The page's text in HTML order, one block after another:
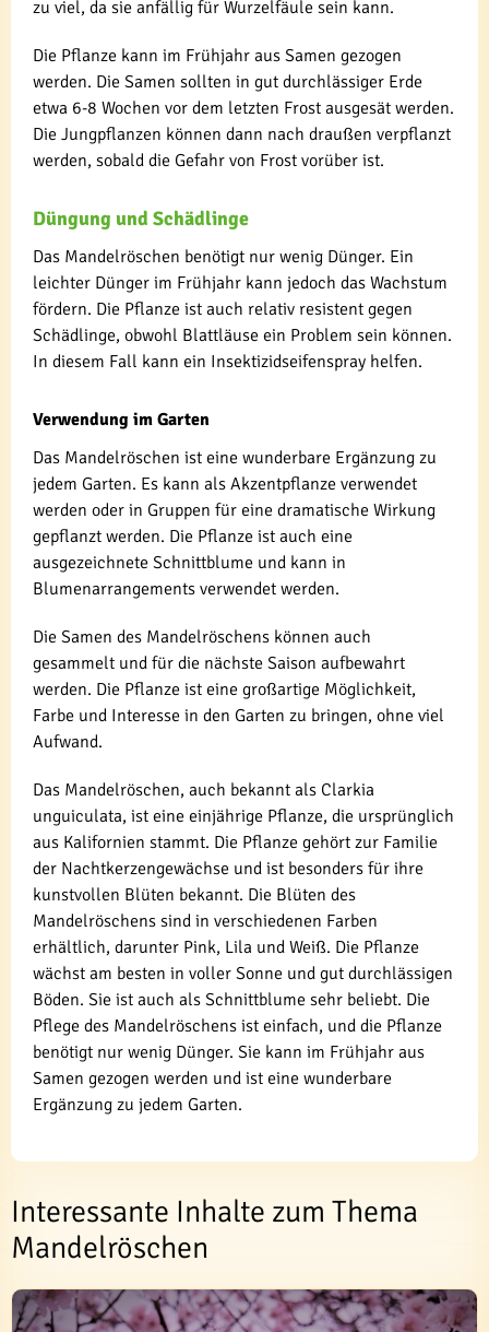
zu viel, da sie anfällig für Wurzelfäule sein kann.
Die Pflanze kann im Frühjahr aus Samen gezogen
werden. Die Samen sollten in gut durchlässiger Erde
etwa 6-8 Wochen vor dem letzten Frost ausgesät werden.
Die Jungpflanzen können dann nach draußen verpflanzt
werden, sobald die Gefahr von Frost vorüber ist.
Düngung und Schädlinge
Das Mandelröschen benötigt nur wenig Dünger. Ein
leichter Dünger im Frühjahr kann jedoch das Wachstum
fördern. Die Pflanze ist auch relativ resistent gegen
Schädlinge, obwohl Blattläuse ein Problem sein können.
In diesem Fall kann ein Insektizidseifenspray helfen.
Verwendung im Garten
Das Mandelröschen ist eine wunderbare Ergänzung zu
jedem Garten. Es kann als Akzentpflanze verwendet
werden oder in Gruppen für eine dramatische Wirkung
gepflanzt werden. Die Pflanze ist auch eine
ausgezeichnete Schnittblume und kann in
Blumenarrangements verwendet werden.
Die Samen des Mandelröschens können auch
gesammelt und für die nächste Saison aufbewahrt
werden. Die Pflanze ist eine großartige Möglichkeit,
Farbe und Interesse in den Garten zu bringen, ohne viel
Aufwand.
Das Mandelröschen, auch bekannt als Clarkia
unguiculata, ist eine einjährige Pflanze, die ursprünglich
aus Kalifornien stammt. Die Pflanze gehört zur Familie
der Nachtkerzengewächse und ist besonders für ihre
kunstvollen Blüten bekannt. Die Blüten des
Mandelröschens sind in verschiedenen Farben
erhältlich, darunter Pink, Lila und Weiß. Die Pflanze
wächst am besten in voller Sonne und gut durchlässigen
Böden. Sie ist auch als Schnittblume sehr beliebt. Die
Pflege des Mandelröschens ist einfach, und die Pflanze
benötigt nur wenig Dünger. Sie kann im Frühjahr aus
Samen gezogen werden und ist eine wunderbare
Ergänzung zu jedem Garten.
Interessante Inhalte zum Thema
Mandelröschen